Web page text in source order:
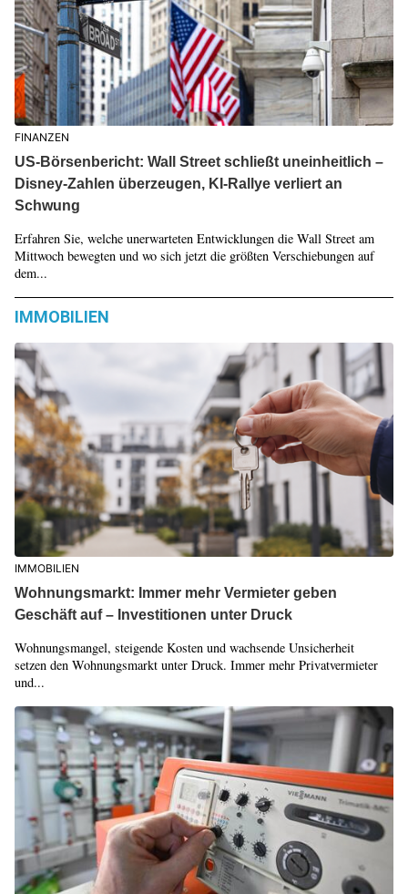
FINANZEN
US-Börsenbericht: Wall Street schließt uneinheitlich –
Disney-Zahlen überzeugen, KI-Rallye verliert an
Schwung
Erfahren Sie, welche unerwarteten Entwicklungen die Wall Street am
Mittwoch bewegten und wo sich jetzt die größten Verschiebungen auf
dem...
IMMOBILIEN
IMMOBILIEN
Wohnungsmarkt: Immer mehr Vermieter geben
Geschäft auf – Investitionen unter Druck
Wohnungsmangel, steigende Kosten und wachsende Unsicherheit
setzen den Wohnungsmarkt unter Druck. Immer mehr Privatvermieter
und...